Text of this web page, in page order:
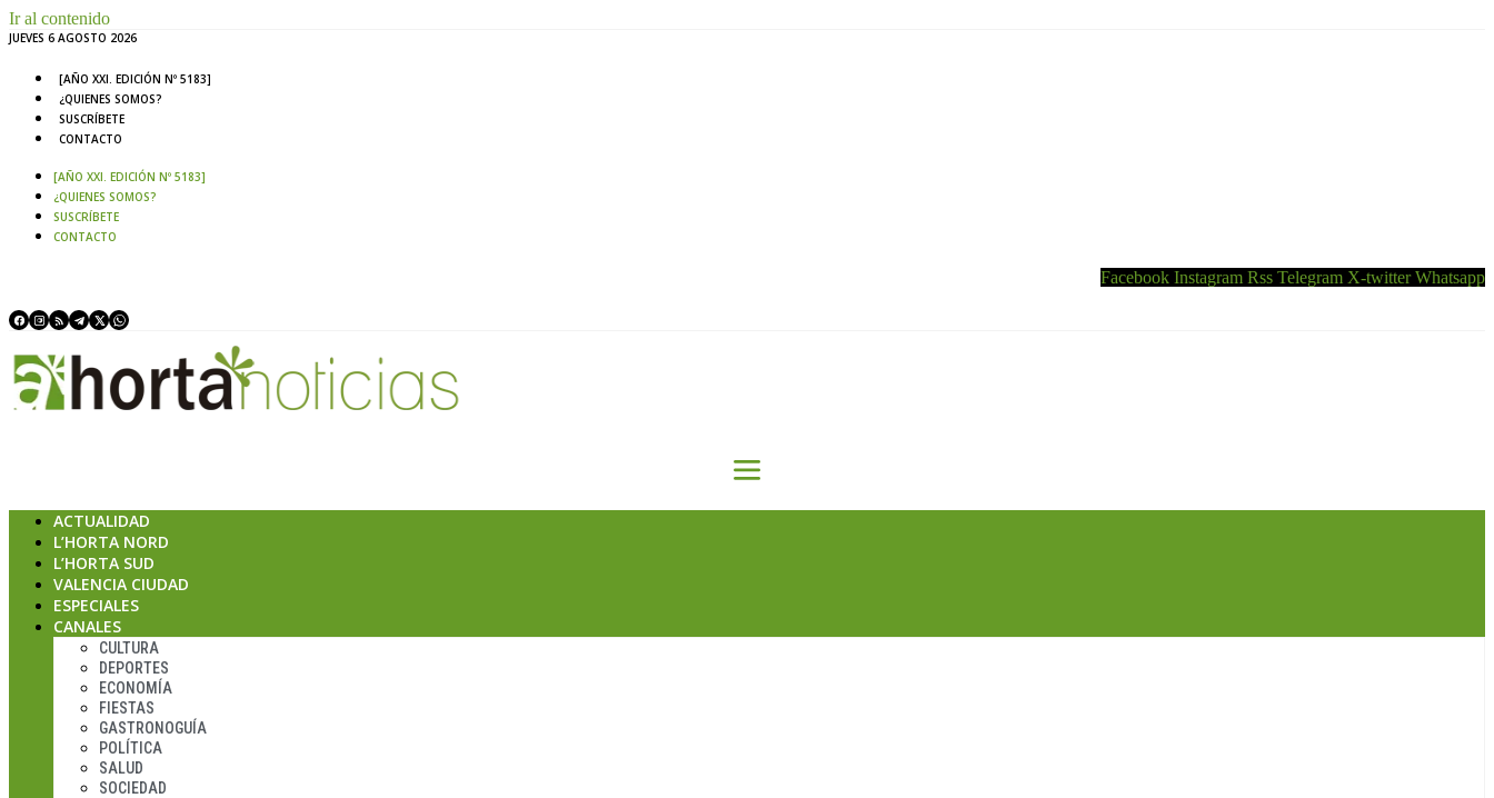
Ir al contenido
JUEVES 6 AGOSTO 2026
[AÑO XXI. EDICIÓN Nº 5183]
¿QUIENES SOMOS?
SUSCRÍBETE
CONTACTO
[AÑO XXI. EDICIÓN Nº 5183]
¿QUIENES SOMOS?
SUSCRÍBETE
CONTACTO
Facebook Instagram Rss Telegram X-twitter Whatsapp
ACTUALIDAD
L’HORTA NORD
L’HORTA SUD
VALENCIA CIUDAD
ESPECIALES
CANALES
CULTURA
DEPORTES
ECONOMÍA
FIESTAS
GASTRONOGUÍA
POLÍTICA
SALUD
SOCIEDAD